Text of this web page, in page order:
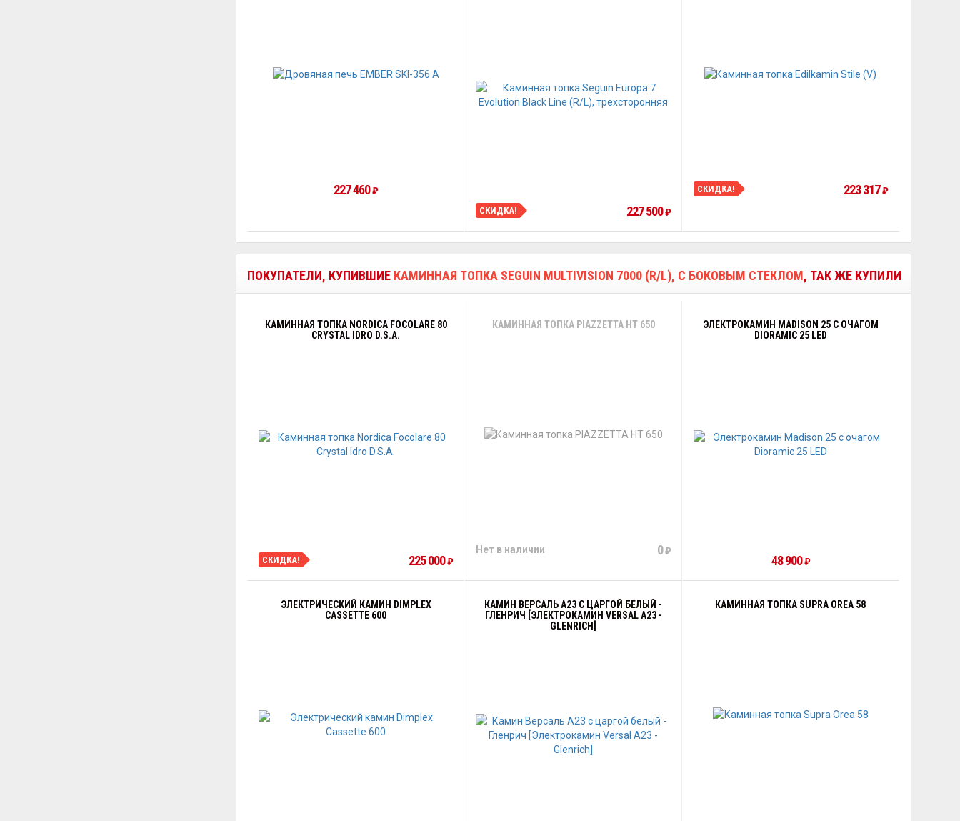
227 460₽
СКИДКА! 227 500₽
СКИДКА! 223 317₽
ПОКУПАТЕЛИ, КУПИВШИЕ КАМИННАЯ ТОПКА SEGUIN MULTIVISION 7000 (R/L), С БОКОВЫМ СТЕКЛОМ, ТАК ЖЕ КУПИЛИ
КАМИННАЯ ТОПКА NORDICA FOCOLARE 80
CRYSTAL IDRO D.S.A.
СКИДКА! 225 000₽
КАМИННАЯ ТОПКА PIAZZETTA HT 650
Нет в наличии 0₽
ЭЛЕКТРОКАМИН MADISON 25 С ОЧАГОМ
DIORAMIC 25 LED
48 900₽
ЭЛЕКТРИЧЕСКИЙ КАМИН DIMPLEX
CASSETTE 600
КАМИН ВЕРСАЛЬ A23 С ЦАРГОЙ БЕЛЫЙ -
ГЛЕНРИЧ [ЭЛЕКТРОКАМИН VERSAL А23 -
GLENRICH]
КАМИННАЯ ТОПКА SUPRA OREA 58